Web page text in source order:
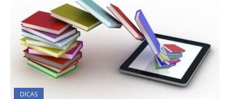
DICAS